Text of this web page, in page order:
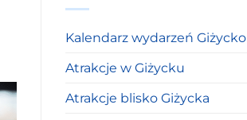
Kalendarz wydarzeń Giżycko
Atrakcje w Giżycku
Atrakcje blisko Giżycka